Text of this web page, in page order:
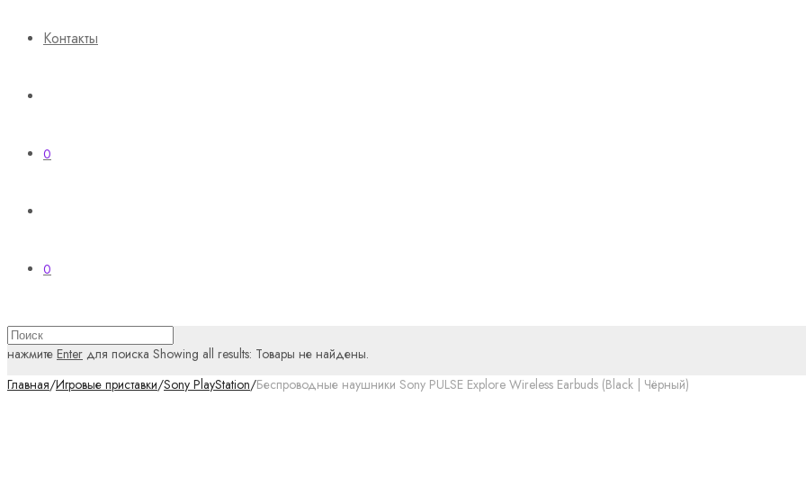
Контакты
0
0
нажмите Enter для поиска Showing all results: Товары не найдены.
Главная/Игровые приставки/Sony PlayStation/Беспроводные наушники Sony PULSE Explore Wireless Earbuds (Black | Чёрный)